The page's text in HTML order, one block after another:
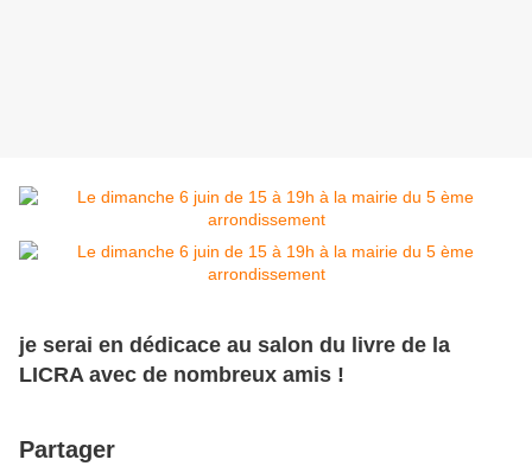
je serai en dédicace au salon du livre de la
LICRA avec de nombreux amis !
Partager